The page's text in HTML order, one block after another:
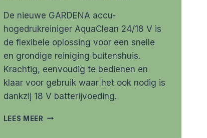
De nieuwe GARDENA accu-
hogedrukreiniger AquaClean 24/18 V is
de flexibele oplossing voor een snelle
en grondige reiniging buitenshuis.
Krachtig, eenvoudig te bedienen en
klaar voor gebruik waar het ook nodig is
dankzij 18 V batterijvoeding.
LEES MEER PORTABLE